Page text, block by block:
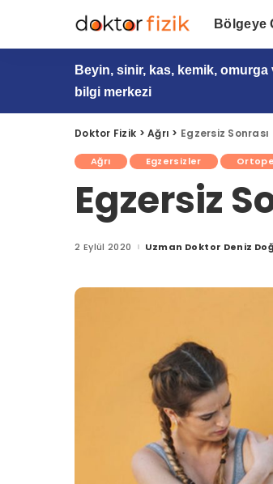
Bölgeye
Beyin, sinir, kas, kemik, omurga
bilgi merkezi
Doktor Fizik >Ağrı > Egzersiz Sonrası
Ağrı Egzersizler
Egzersiz
2 Eylül 2020 Posted
Uzman Doktor Deniz